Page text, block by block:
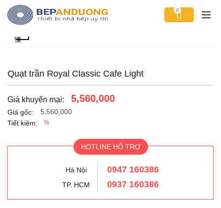
0
Quạt trần Royal Classic Cafe Light
Giá khuyến mại: 5,560,000
Giá gốc:
5,560,000
Tiết kiệm:
%
HOTLINE HỖ TRỢ
Hà Nội 0947 160386
TP. HCM 0937 160386